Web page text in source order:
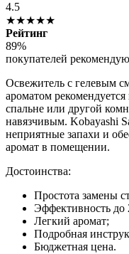
4.5
★★★★★
Рейтинг
89%
покупателей
Освежитель с гелевым
ароматом рекомендуется
спальне или другой
навязчивым. Kobayashi
неприятные запахи и
аромат в помещении.
Достоинства:
Простота замены
Эффективность до
Легкий аромат;
Подробная
Бюджетная цена.